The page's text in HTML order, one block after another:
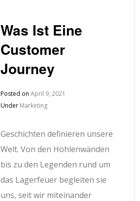
Was Ist Eine
Customer
Journey
Posted onApril 9, 2021
Under Marketing
Geschichten definieren unsere
Welt. Von den Höhlenwänden
bis zu den Legenden rund um
das Lagerfeuer begleiten sie
uns, seit wir miteinander